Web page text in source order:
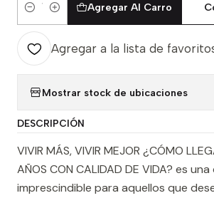
Cantidad
Agregar Al Carro
Agregar a la lista de
Mostrar stock de ubicaciones
DESCRIPCIÓN
VIVIR MÁS, VIVIR MEJOR ¿CÓMO
AÑOS CON CALIDAD DE VIDA? es
imprescindible para aquellos que